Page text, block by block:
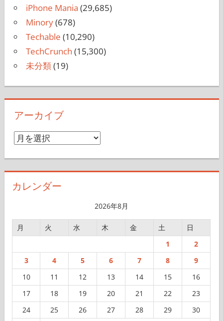
iPhone Mania (29,685)
Minory(678)
Techable (10,290)
TechCrunch (15,300)
未分類(19)
アーカイブ
ア
イ
カレンダー
2026年8月
月 火 水 木 金 土
日
1
2
3
4 5 6 7 8
9
10
11 12 13 14 15
16
17
18 19 20 21 22
23
24
25 26 27 28 29
30